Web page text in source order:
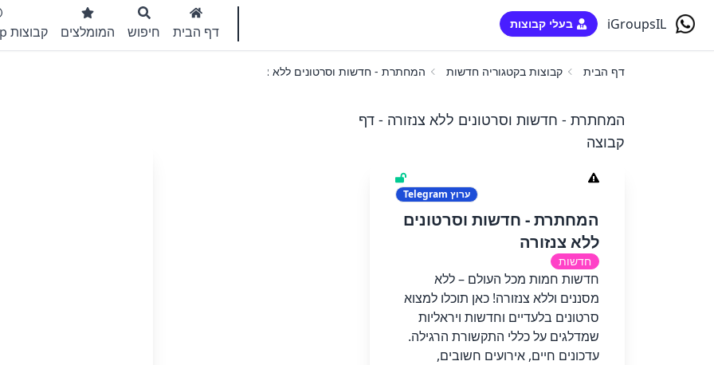
iGroupsIL בעלי קבוצות דף הבית חיפוש המומלצים קבוצות WhatsApp
דף הבית קבוצות בקטגוריה חדשות המחתרת - חדשות וסרטונים ללא צנזורה
המחתרת - חדשות וסרטונים ללא צנזורה - דף
קבוצה
ערוץ
המחתרת - חדשות וסרטונים
ללא צנזורה
חדשות
חדשות חמות מכל העולם – ללא
מסננים וללא צנזורה! כאן תוכלו למצוא
סרטונים בלעדיים וחדשות ויראליות
שמדלגים על כללי התקשורת הרגילה.
עדכונים חיים, אירועים חשובים,